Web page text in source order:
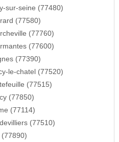
sur-seine (77480)
(77580)
(77760)
(77600)
(77390)
le-chatel (77520)
(77515)
(77850)
(77114)
(77510)